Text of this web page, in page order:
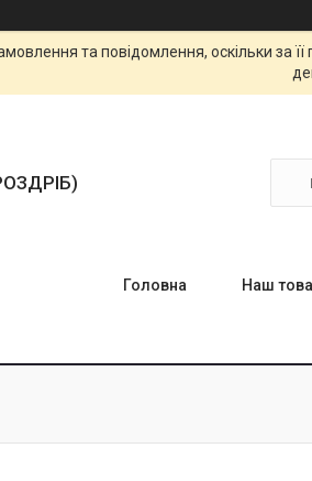
та повідомлення, оскільки за
Головна Наш